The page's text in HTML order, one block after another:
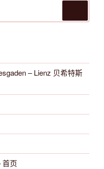
– Lienz 贝希特斯
首页